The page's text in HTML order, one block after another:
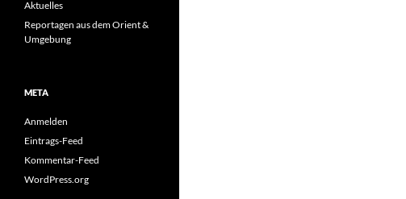
Aktuelles
Reportagen aus dem Orient &
Umgebung
META
Anmelden
Eintrags-Feed
Kommentar-Feed
WordPress.org